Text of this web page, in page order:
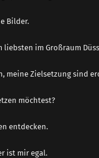
Bilder.
im Großraum
meine Zielsetzung sind
möchtest?
entdecken.
ist mir egal.